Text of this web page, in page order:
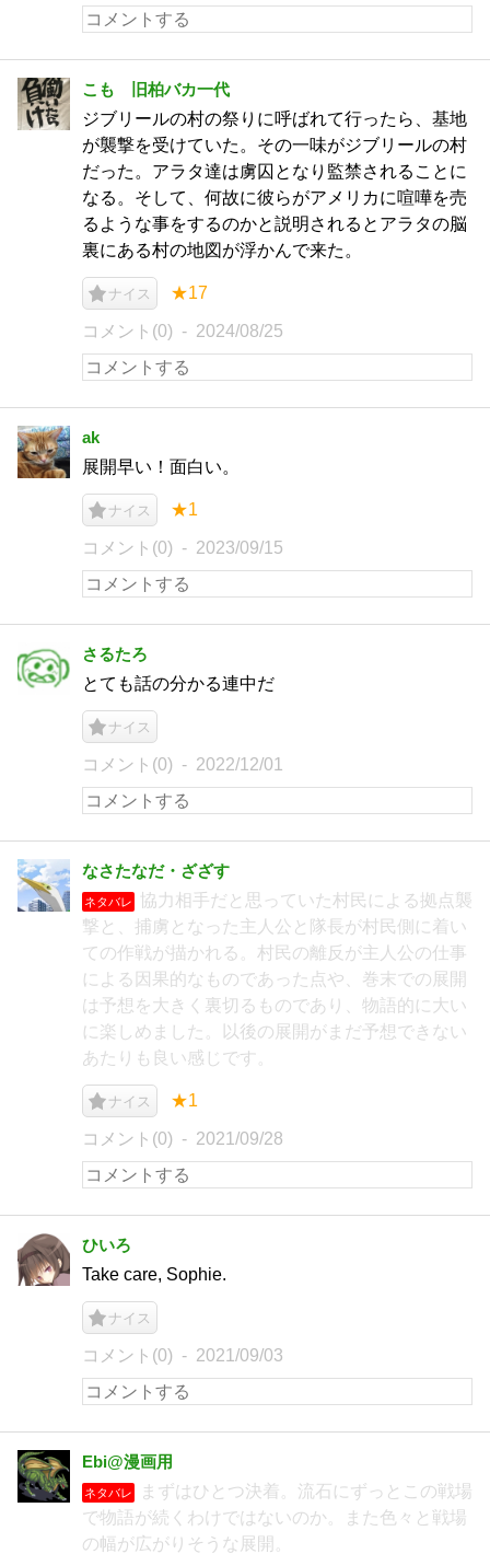
こも 旧柏バカ一代
ジブリールの村の祭りに呼ばれて行ったら、基地
が襲撃を受けていた。その一味がジブリールの村
だった。アラタ達は虜囚となり監禁されることに
なる。そして、何故に彼らがアメリカに喧嘩を売
るような事をするのかと説明されるとアラタの脳
裏にある村の地図が浮かんで来た。
ナイス ★17
コメント(0) 2024/08/25
ak
展開早い！面白い。
ナイス ★1
コメント(0) 2023/09/15
さるたろ
とても話の分かる連中だ
ナイス
コメント(0) 2022/12/01
なさたなだ・ざざす
ネタバレ
協力相手だと思っていた村民による拠点襲
撃と、捕虜となった主人公と隊長が村民側に着い
ての作戦が描かれる。村民の離反が主人公の仕事
による因果的なものであった点や、巻末での展開
は予想を大きく裏切るものであり、物語的に大い
に楽しめました。以後の展開がまだ予想できない
あたりも良い感じです。
ナイス ★1
コメント(0) 2021/09/28
ひいろ
Take care, Sophie.
ナイス
コメント(0) 2021/09/03
Ebi@漫画用
ネタバレ
まずはひとつ決着。流石にずっとこの戦場
で物語が続くわけではないのか。また色々と戦場
の幅が広がりそうな展開。